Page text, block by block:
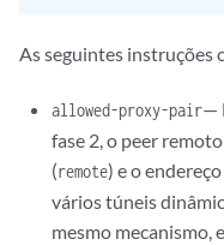
As seguintes instruções
allowed-proxy-pair—
fase 2, o peer
(remote) e o
vários túneis
mesmo mecanismo,